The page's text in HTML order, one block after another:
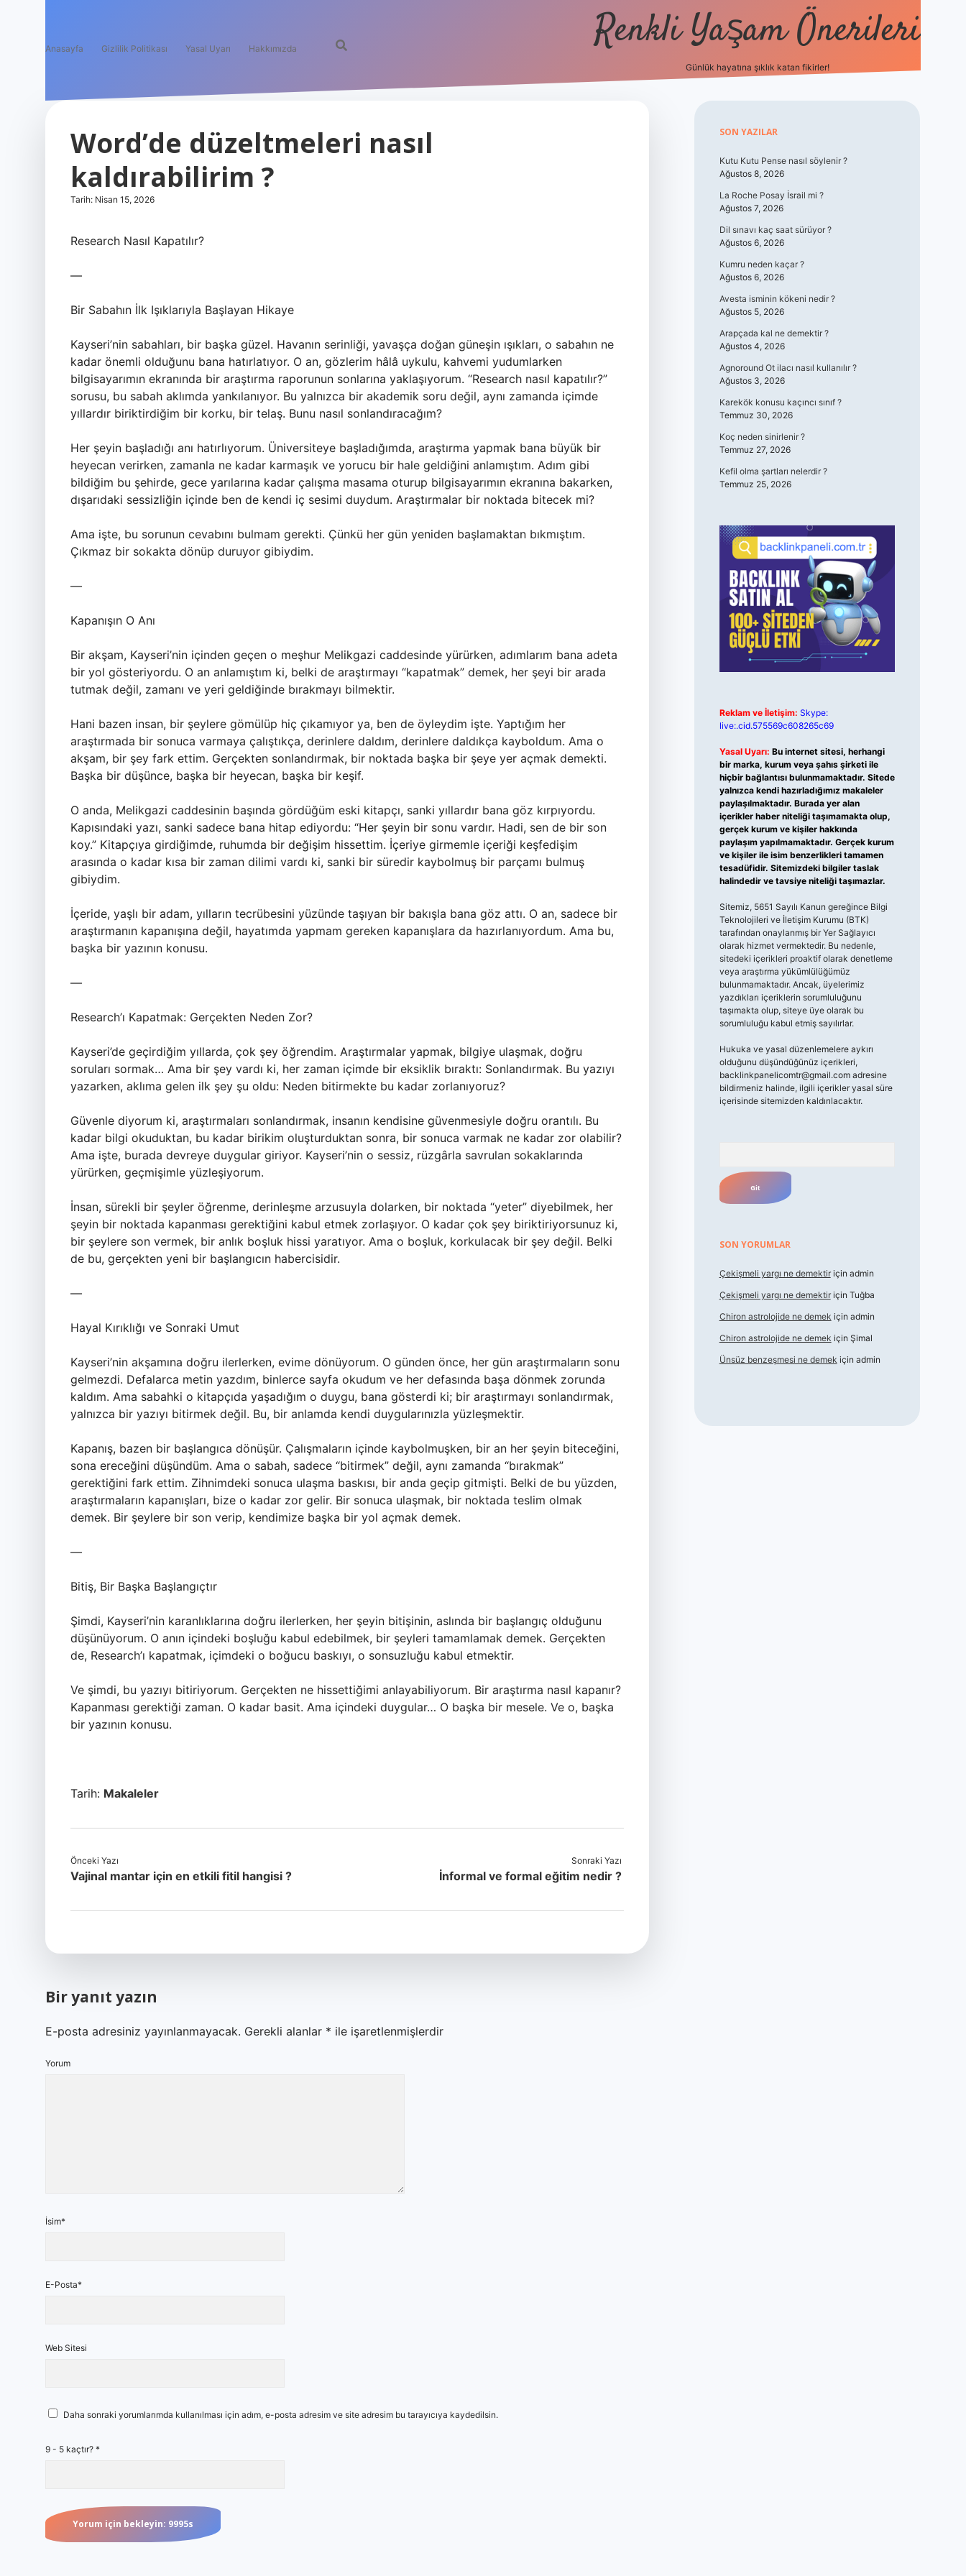
Anasayfa Gizlilik Politikası Yasal Uyarı Hakkımızda Renkli Yaşam Önerileri
Günlük hayatına şıklık katan fikirler!
Word’de düzeltmeleri nasıl
kaldırabilirim ?
Tarih: Nisan 15, 2026
Research Nasıl Kapatılır?
—
Bir Sabahın İlk Işıklarıyla Başlayan Hikaye
Kayseri’nin sabahları, bir başka güzel. Havanın serinliği, yavaşça doğan güneşin ışıkları, o sabahın ne
kadar önemli olduğunu bana hatırlatıyor. O an, gözlerim hâlâ uykulu, kahvemi yudumlarken
bilgisayarımın ekranında bir araştırma raporunun sonlarına yaklaşıyorum. “Research nasıl kapatılır?”
sorusu, bu sabah aklımda yankılanıyor. Bu yalnızca bir akademik soru değil, aynı zamanda içimde
yıllardır biriktirdiğim bir korku, bir telaş. Bunu nasıl sonlandıracağım?
Her şeyin başladığı anı hatırlıyorum. Üniversiteye başladığımda, araştırma yapmak bana büyük bir
heyecan verirken, zamanla ne kadar karmaşık ve yorucu bir hale geldiğini anlamıştım. Adım gibi
bildiğim bu şehirde, gece yarılarına kadar çalışma masama oturup bilgisayarımın ekranına bakarken,
dışarıdaki sessizliğin içinde ben de kendi iç sesimi duydum. Araştırmalar bir noktada bitecek mi?
Ama işte, bu sorunun cevabını bulmam gerekti. Çünkü her gün yeniden başlamaktan bıkmıştım.
Çıkmaz bir sokakta dönüp duruyor gibiydim.
—
Kapanışın O Anı
Bir akşam, Kayseri’nin içinden geçen o meşhur Melikgazi caddesinde yürürken, adımlarım bana adeta
bir yol gösteriyordu. O an anlamıştım ki, belki de araştırmayı “kapatmak” demek, her şeyi bir arada
tutmak değil, zamanı ve yeri geldiğinde bırakmayı bilmektir.
Hani bazen insan, bir şeylere gömülüp hiç çıkamıyor ya, ben de öyleydim işte. Yaptığım her
araştırmada bir sonuca varmaya çalıştıkça, derinlere daldım, derinlere daldıkça kayboldum. Ama o
akşam, bir şey fark ettim. Gerçekten sonlandırmak, bir noktada başka bir şeye yer açmak demekti.
Başka bir düşünce, başka bir heyecan, başka bir keşif.
O anda, Melikgazi caddesinin başında gördüğüm eski kitapçı, sanki yıllardır bana göz kırpıyordu.
Kapısındaki yazı, sanki sadece bana hitap ediyordu: “Her şeyin bir sonu vardır. Hadi, sen de bir son
koy.” Kitapçıya girdiğimde, ruhumda bir değişim hissettim. İçeriye girmemle içeriği keşfedişim
arasında o kadar kısa bir zaman dilimi vardı ki, sanki bir süredir kaybolmuş bir parçamı bulmuş
gibiydim.
İçeride, yaşlı bir adam, yılların tecrübesini yüzünde taşıyan bir bakışla bana göz attı. O an, sadece bir
araştırmanın kapanışına değil, hayatımda yapmam gereken kapanışlara da hazırlanıyordum. Ama bu,
başka bir yazının konusu.
—
Research’ı Kapatmak: Gerçekten Neden Zor?
Kayseri’de geçirdiğim yıllarda, çok şey öğrendim. Araştırmalar yapmak, bilgiye ulaşmak, doğru
soruları sormak… Ama bir şey vardı ki, her zaman içimde bir eksiklik bıraktı: Sonlandırmak. Bu yazıyı
yazarken, aklıma gelen ilk şey şu oldu: Neden bitirmekte bu kadar zorlanıyoruz?
Güvenle diyorum ki, araştırmaları sonlandırmak, insanın kendisine güvenmesiyle doğru orantılı. Bu
kadar bilgi okuduktan, bu kadar birikim oluşturduktan sonra, bir sonuca varmak ne kadar zor olabilir?
Ama işte, burada devreye duygular giriyor. Kayseri’nin o sessiz, rüzgârla savrulan sokaklarında
yürürken, geçmişimle yüzleşiyorum.
İnsan, sürekli bir şeyler öğrenme, derinleşme arzusuyla dolarken, bir noktada “yeter” diyebilmek, her
şeyin bir noktada kapanması gerektiğini kabul etmek zorlaşıyor. O kadar çok şey biriktiriyorsunuz ki,
bir şeylere son vermek, bir anlık boşluk hissi yaratıyor. Ama o boşluk, korkulacak bir şey değil. Belki
de bu, gerçekten yeni bir başlangıcın habercisidir.
—
Hayal Kırıklığı ve Sonraki Umut
Kayseri’nin akşamına doğru ilerlerken, evime dönüyorum. O günden önce, her gün araştırmaların sonu
gelmezdi. Defalarca metin yazdım, binlerce sayfa okudum ve her defasında başa dönmek zorunda
kaldım. Ama sabahki o kitapçıda yaşadığım o duygu, bana gösterdi ki; bir araştırmayı sonlandırmak,
yalnızca bir yazıyı bitirmek değil. Bu, bir anlamda kendi duygularınızla yüzleşmektir.
Kapanış, bazen bir başlangıca dönüşür. Çalışmaların içinde kaybolmuşken, bir an her şeyin biteceğini,
sona ereceğini düşündüm. Ama o sabah, sadece “bitirmek” değil, aynı zamanda “bırakmak”
gerektiğini fark ettim. Zihnimdeki sonuca ulaşma baskısı, bir anda geçip gitmişti. Belki de bu yüzden,
araştırmaların kapanışları, bize o kadar zor gelir. Bir sonuca ulaşmak, bir noktada teslim olmak
demek. Bir şeylere bir son verip, kendimize başka bir yol açmak demek.
—
Bitiş, Bir Başka Başlangıçtır
Şimdi, Kayseri’nin karanlıklarına doğru ilerlerken, her şeyin bitişinin, aslında bir başlangıç olduğunu
düşünüyorum. O anın içindeki boşluğu kabul edebilmek, bir şeyleri tamamlamak demek. Gerçekten
de, Research’ı kapatmak, içimdeki o boğucu baskıyı, o sonsuzluğu kabul etmektir.
Ve şimdi, bu yazıyı bitiriyorum. Gerçekten ne hissettiğimi anlayabiliyorum. Bir araştırma nasıl kapanır?
Kapanması gerektiği zaman. O kadar basit. Ama içindeki duygular… O başka bir mesele. Ve o, başka
bir yazının konusu.
Tarih: Makaleler
Önceki Yazı
Vajinal mantar için en etkili fitil hangisi ?
Sonraki Yazı
İnformal ve formal eğitim nedir ?
Bir yanıt yazın
E-posta adresiniz yayınlanmayacak. Gerekli alanlar * ile işaretlenmişlerdir
Yorum
İsim*
E-Posta*
Web Sitesi
Daha sonraki yorumlarımda kullanılması için adım, e-posta adresim ve site adresim bu tarayıcıya kaydedilsin.
9 - 5 kaçtır? *
Sidebar
SON YAZILAR
Kutu Kutu Pense nasıl söylenir ?
Ağustos 8, 2026
La Roche Posay İsrail mi ?
Ağustos 7, 2026
Dil sınavı kaç saat sürüyor ?
Ağustos 6, 2026
Kumru neden kaçar ?
Ağustos 6, 2026
Avesta isminin kökeni nedir ?
Ağustos 5, 2026
Arapçada kal ne demektir ?
Ağustos 4, 2026
Agnoround Ot ilacı nasıl kullanılır ?
Ağustos 3, 2026
Karekök konusu kaçıncı sınıf ?
Temmuz 30, 2026
Koç neden sinirlenir ?
Temmuz 27, 2026
Kefil olma şartları nelerdir ?
Temmuz 25, 2026
Reklam ve İletişim: Skype:
live:.cid.575569c608265c69
Yasal Uyarı: Bu internet sitesi, herhangi
bir marka, kurum veya şahıs şirketi ile
hiçbir bağlantısı bulunmamaktadır. Sitede
yalnızca kendi hazırladığımız makaleler
paylaşılmaktadır. Burada yer alan
içerikler haber niteliği taşımamakta olup,
gerçek kurum ve kişiler hakkında
paylaşım yapılmamaktadır. Gerçek kurum
ve kişiler ile isim benzerlikleri tamamen
tesadüfidir. Sitemizdeki bilgiler taslak
halindedir ve tavsiye niteliği taşımazlar.
Sitemiz, 5651 Sayılı Kanun gereğince Bilgi
Teknolojileri ve İletişim Kurumu (BTK)
tarafından onaylanmış bir Yer Sağlayıcı
olarak hizmet vermektedir. Bu nedenle,
sitedeki içerikleri proaktif olarak denetleme
veya araştırma yükümlülüğümüz
bulunmamaktadır. Ancak, üyelerimiz
yazdıkları içeriklerin sorumluluğunu
taşımakta olup, siteye üye olarak bu
sorumluluğu kabul etmiş sayılırlar.
Hukuka ve yasal düzenlemelere aykırı
olduğunu düşündüğünüz içerikleri,
backlinkpanelicomtr@gmail.comadresine
bildirmeniz halinde, ilgili içerikler yasal süre
içerisinde sitemizden kaldırılacaktır.
SON YORUMLAR
Çekişmeli yargı ne demektiriçin admin
Çekişmeli yargı ne demektiriçin Tuğba
Chiron astrolojide ne demek için admin
Chiron astrolojide ne demek için Şimal
Ünsüz benzeşmesi ne demek için admin